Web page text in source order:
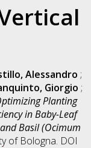
Alessandro ;
Giorgio ;
Planting
in Baby-Leaf
Basil (Ocimum
of Bologna. DOI